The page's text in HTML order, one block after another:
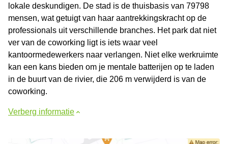
lokale deskundigen. De stad is de thuisbasis van 79798
mensen, wat getuigt van haar aantrekkingskracht op de
professionals uit verschillende branches. Het park dat niet
ver van de coworking ligt is iets waar veel
kantoormedewerkers naar verlangen. Niet elke werkruimte
kan een kans bieden om je mentale batterijen op te laden
in de buurt van de rivier, die 206 m verwijderd is van de
coworking.
Verberg informatie